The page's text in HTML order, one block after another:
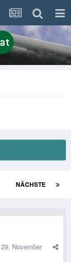
NÄCHSTE
29. November